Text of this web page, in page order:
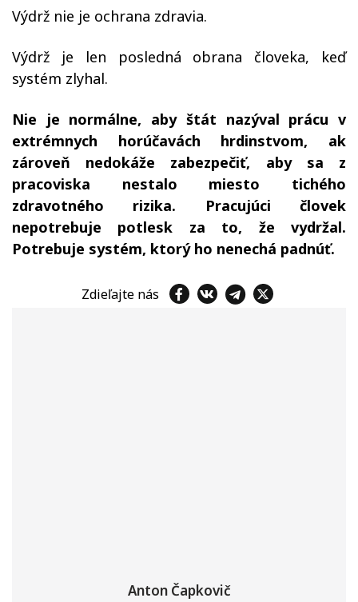
Výdrž nie je ochrana zdravia.
Výdrž je len posledná obrana človeka, keď
systém zlyhal.
Nie je normálne, aby štát nazýval prácu v
extrémnych horúčavách hrdinstvom, ak
zároveň nedokáže zabezpečiť, aby sa z
pracoviska nestalo miesto tichého
zdravotného rizika. Pracujúci človek
nepotrebuje potlesk za to, že vydržal.
Potrebuje systém, ktorý ho nenechá padnúť.
Zdieľajte nás
Anton Čapkovič